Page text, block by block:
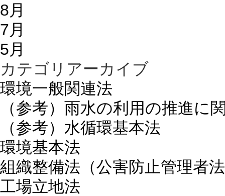
8月
7月
5月
カテゴリアーカイブ
環境一般関連法
（参考）雨水の利用の推進に
（参考）水循環基本法
環境基本法
組織整備法（公害防止管理者
工場立地法